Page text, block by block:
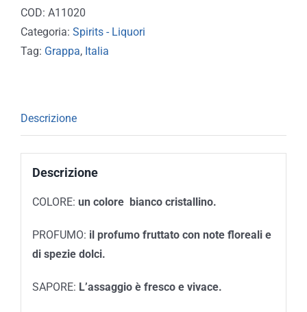
COD: A11020
Categoria: Spirits - Liquori
Tag: Grappa, Italia
Descrizione
Descrizione
COLORE: un colore bianco cristallino.
PROFUMO: il profumo fruttato con note floreali e
di spezie dolci.
SAPORE: L’assaggio è fresco e vivace.